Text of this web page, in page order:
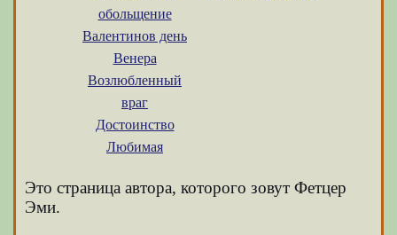
обольщение
Валентинов день
Венера
Возлюбленный
враг
Достоинство
Любимая
Это страница автора, которого зовут Фетцер
Эми.